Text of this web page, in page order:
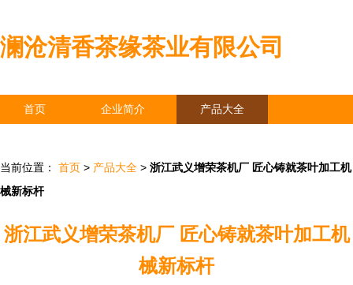
澜沧清香茶缘茶业有限公司
首页 企业简介 产品大全
当前位置： 首页 > 产品大全 > 浙江武义增荣茶机厂 匠心铸就茶叶加工机
械新标杆
浙江武义增荣茶机厂 匠心铸就茶叶加工机
械新标杆